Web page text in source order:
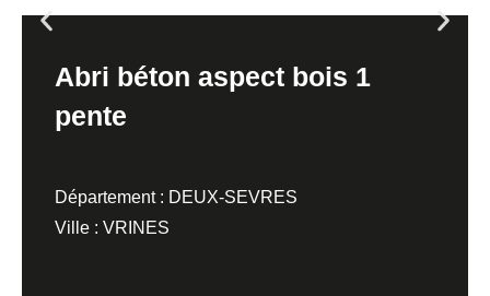
Abri béton aspect bois 1
pente
Département : DEUX-SEVRES
Ville : VRINES